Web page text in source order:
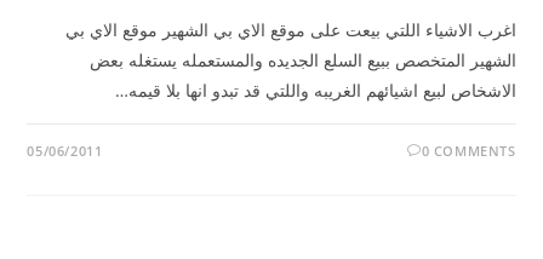
اغرب الاشياء اللتي بيعت على موقع الاي بي الشهير موقع الاي بي
الشهير المتخصص ببيع السلع الجديده والمستعمله يستغله بعض
الاشخاص لبيع اشيائهم الغريبه واللتي قد تبدو انها بلا قيمه…
0 COMMENTS
05/06/2011